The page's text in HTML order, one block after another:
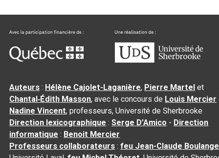
Auteurs : Hélène Cajolet-Laganière, Pierre Martel et
Chantal‑Édith Masson, avec le concours de Louis Mercier
Nadine Vincent, professeurs, Université de Sherbrooke
Direction lexicographique :Serge D’Amico - Direction
informatique : Benoit Mercier
Professeurs collaborateurs :feu Jean-Claude